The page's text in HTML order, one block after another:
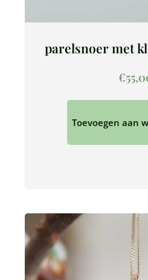
parelsnoer met
€
Toevoegen aan